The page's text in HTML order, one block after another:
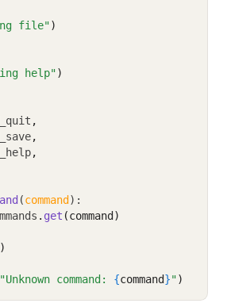
file")
help")
,
,
,
(command ):
. get (command)
"Unknown command: {command}")